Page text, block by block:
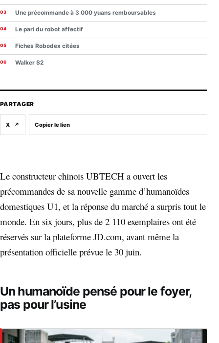
Le constructeur chinois UBTECH a ouvert les
précommandes de sa nouvelle gamme d’humanoïdes
domestiques U1, et la réponse du marché a surpris tout le
monde. En six jours, plus de 2 110 exemplaires ont été
réservés sur la plateforme JD.com, avant même la
présentation officielle prévue le 30 juin.
Un humanoïde pensé pour le foyer,
pas pour l’usine
Une précommande à 3 000 yuans remboursables
Le pari du robot affectif
Fiches Robodex citées
Walker S2
PARTAGER
X ↗ Copier le lien